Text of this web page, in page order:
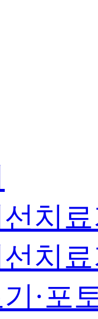
치
치
·포